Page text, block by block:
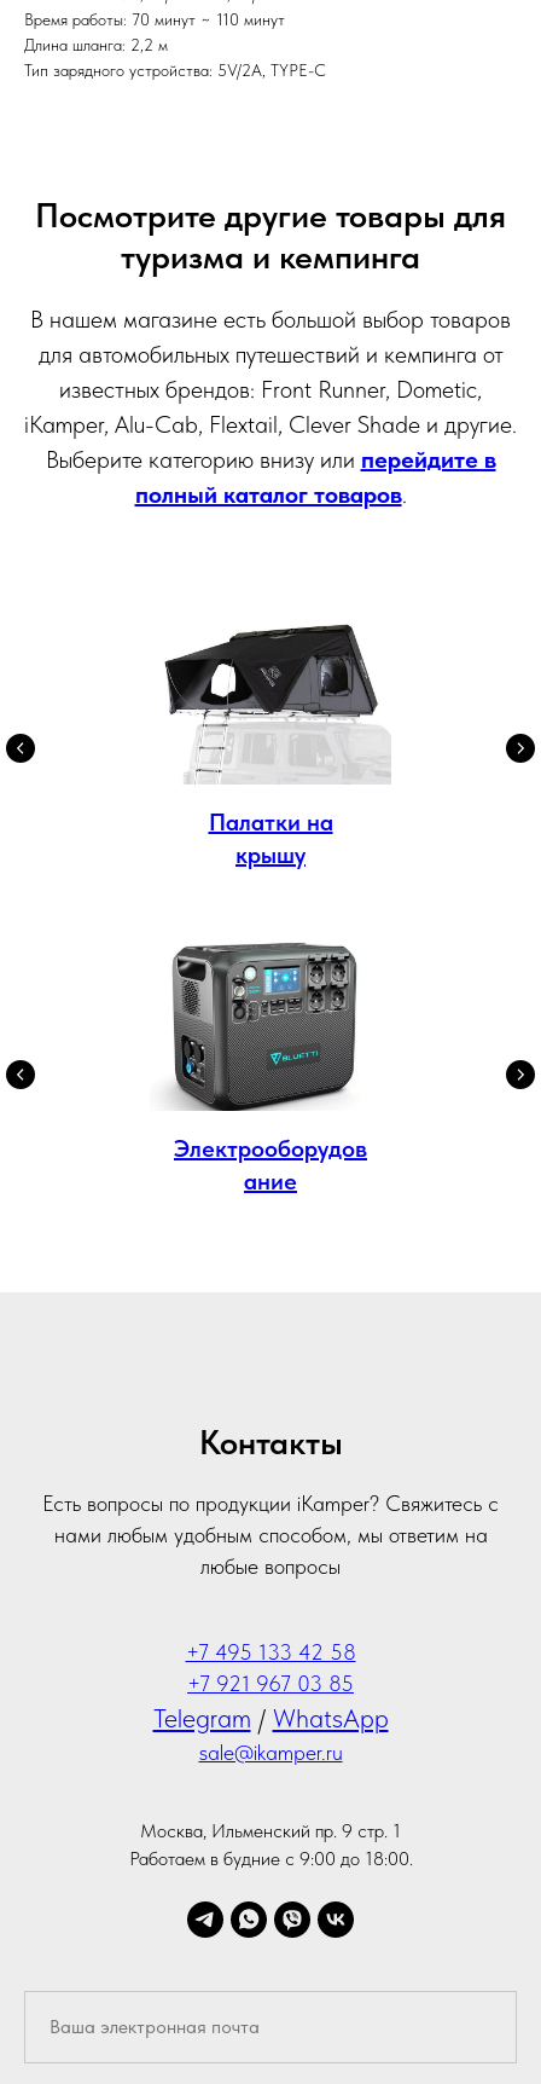
Время работы: 70 минут ~ 110 минут
Длина шланга: 2,2 м
Тип зарядного устройства: 5V/2A, TYPE-C
Посмотрите другие товары для
туризма и кемпинга
В нашем магазине есть большой выбор товаров
для автомобильных путешествий и кемпинга от
известных брендов: Front Runner, Dometic,
iKamper, Alu-Cab, Flextail, Clever Shade и другие.
Выберите категорию внизу или перейдите в
полный каталог товаров.
Палатки на
крышу
Электрооборудов
ание
Контакты
Есть вопросы по продукции iKamper? Свяжитесь с
нами любым удобным способом, мы ответим на
любые вопросы
+7 495 133 42 58
+7 921 967 03 85
Telegram / WhatsApp
sale@ikamper.ru
Москва, Ильменский пр. 9 стр. 1
Работаем в будние с 9:00 до 18:00.